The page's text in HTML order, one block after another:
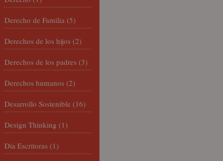
Derecho de Familia (5)
Derechos de los hijos (2)
Derechos de los padres (3)
Derechos humanos (2)
Desarrollo Sostenible (16)
Design Thinking (1)
Día Escritoras (1)